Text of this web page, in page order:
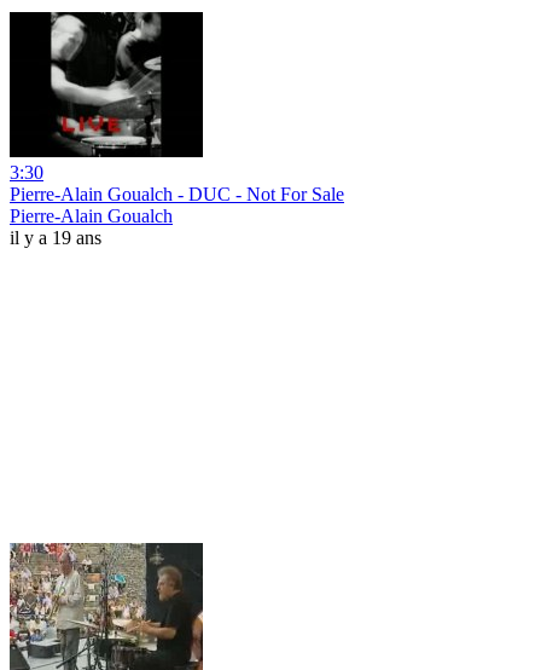
3:30
Pierre-Alain Goualch - DUC - Not For Sale
Pierre-Alain Goualch
il y a 19 ans